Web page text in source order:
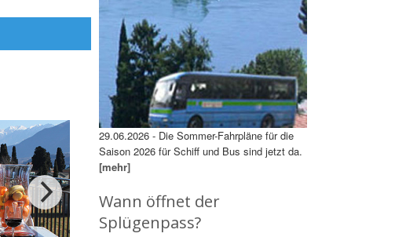
29.06.2026 - Die Sommer-Fahrpläne für die
Saison 2026 für Schiff und Bus sind jetzt da.
[mehr]
Wann öffnet der
Splügenpass?